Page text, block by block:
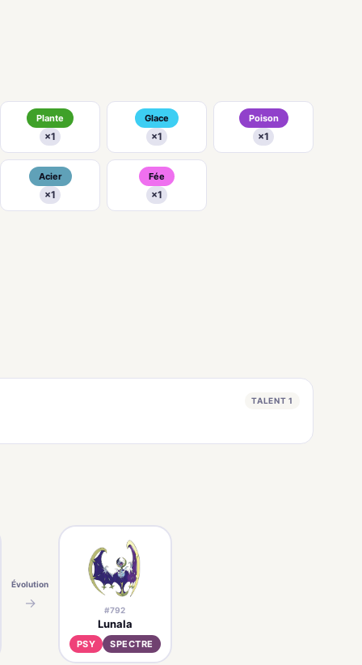
Plante
×1
Glace
×1
Poison
×1
Acier
×1
Fée
×1
TALENT 1
Évolution
→ #792
Lunala
PSY SPECTRE